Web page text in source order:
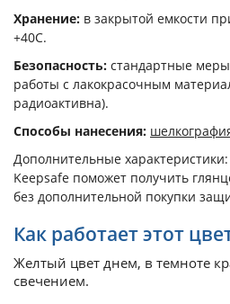
Хранение: в закрытой емкости
+40С.
Безопасность: стандартные
работы с лакокрасочным
радиоактивна).
Способы нанесения:
Дополнительные
Keepsafe поможет получить
без дополнительной покупки
Как работает этот
Желтый цвет днем, в темноте
свечением.